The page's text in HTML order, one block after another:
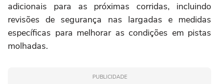
adicionais para as próximas corridas, incluindo
revisões de segurança nas largadas e medidas
específicas para melhorar as condições em pistas
molhadas.
PUBLICIDADE